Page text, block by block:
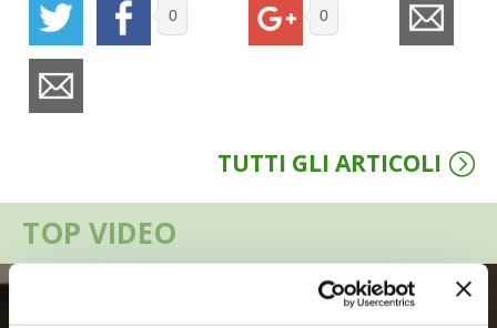
VERONESI
RIMANI A CONTATTO CON LA NATURA
CRESCERE INSIEME
ARCHMAN
VITA IN CAMPAGNA LA FIERA
NATURALMENTE
0 0
TUTTI GLI ARTICOLI
TOP VIDEO